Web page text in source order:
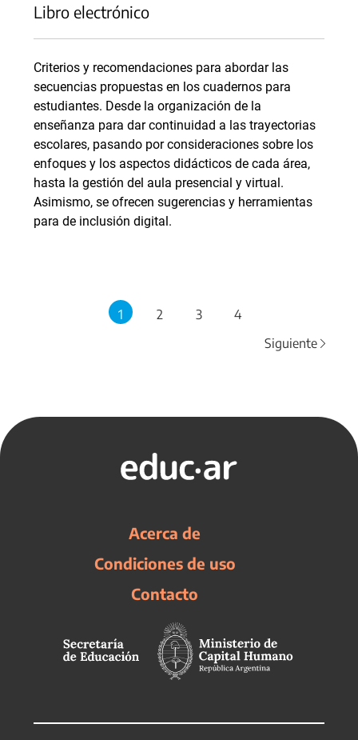
Libro electrónico
Criterios y recomendaciones para abordar las
secuencias propuestas en los cuadernos para
estudiantes. Desde la organización de la
enseñanza para dar continuidad a las trayectorias
escolares, pasando por consideraciones sobre los
enfoques y los aspectos didácticos de cada área,
hasta la gestión del aula presencial y virtual.
Asimismo, se ofrecen sugerencias y herramientas
para de inclusión digital.
1 2 3
4
Siguiente
Acerca de
Condiciones de uso
Contacto